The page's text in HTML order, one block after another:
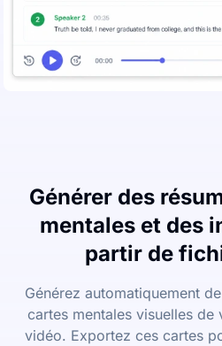
Générer des
mentales et des
partir de
Générez automatiquement
cartes mentales visuelles
vidéo. Exportez ces cartes